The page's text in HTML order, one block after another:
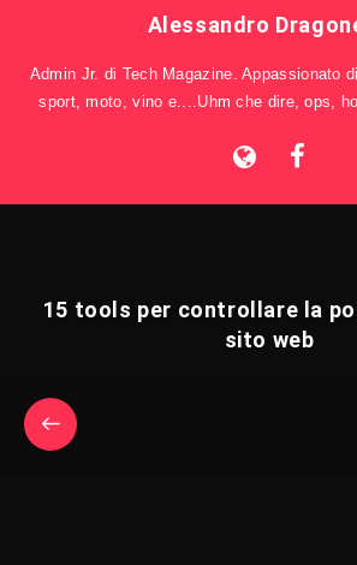
Alessandro
Admin Jr. di Tech Magazine. Appassionato
sport, moto, vino e....Uhm che dire, ops,
15 tools per controllare la
sito web